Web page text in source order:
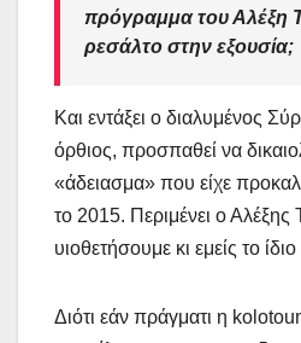
πρόγραμμα του Αλέξη
ρεσάλτο στην εξουσία;
Και εντάξει ο διαλυμένος
όρθιος, προσπαθεί να
«άδειασμα» που είχε
το 2015. Περιμένει ο Αλέξης
υιοθετήσουμε κι εμείς το
Διότι εάν πράγματι η